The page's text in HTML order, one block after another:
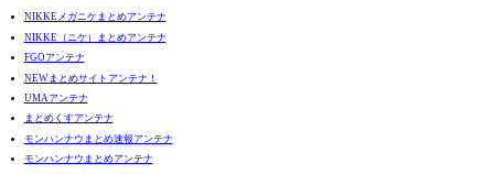
NIKKEメガニケまとめアンテナ
NIKKE（ニケ）まとめアンテナ
FGOアンテナ
NEWまとめサイトアンテナ！
UMAアンテナ
まとめくすアンテナ
モンハンナウまとめ速報アンテナ
モンハンナウまとめアンテナ